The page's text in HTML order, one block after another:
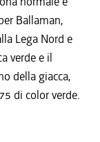
Ballaman,
Lega Nord e
verde e il
della giacca,
di color verde.